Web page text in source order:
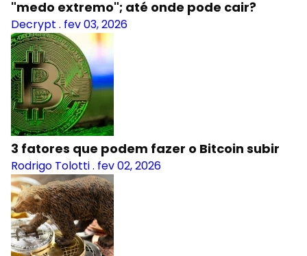
"medo extremo"; até onde pode cair?
Decrypt . fev 03, 2026
3 fatores que podem fazer o Bitcoin subir
Rodrigo Tolotti. fev 02, 2026